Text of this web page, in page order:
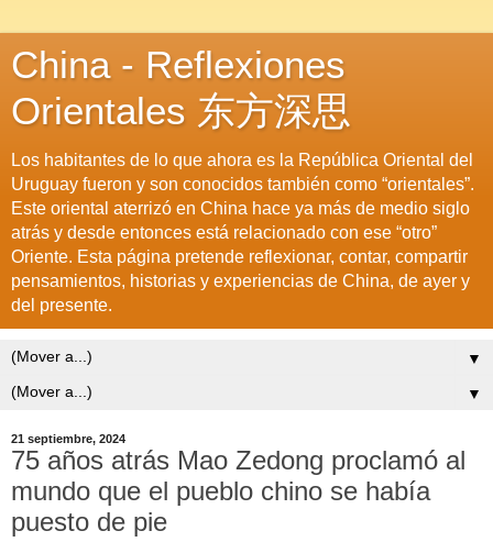
China - Reflexiones
Orientales 东方深思
Los habitantes de lo que ahora es la República Oriental del
Uruguay fueron y son conocidos también como “orientales”.
Este oriental aterrizó en China hace ya más de medio siglo
atrás y desde entonces está relacionado con ese “otro”
Oriente. Esta página pretende reflexionar, contar, compartir
pensamientos, historias y experiencias de China, de ayer y
del presente.
▼
▼
21 septiembre, 2024
75 años atrás Mao Zedong proclamó al
mundo que el pueblo chino se había
puesto de pie